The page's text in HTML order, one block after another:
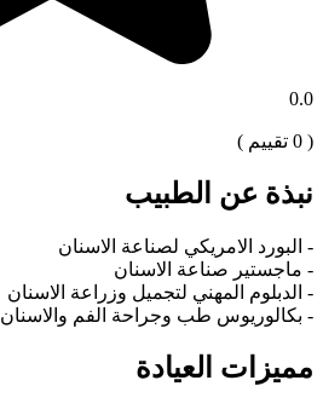
0.0
(
0 تقييم )
نبذة عن الطبيب
- البورد الامريكي لصناعة الاسنان
- ماجستير صناعة الاسنان
- الدبلوم المهني لتجميل وزراعة الاسنان
- بكالوريوس طب وجراحة الفم والاسنان
مميزات العيادة